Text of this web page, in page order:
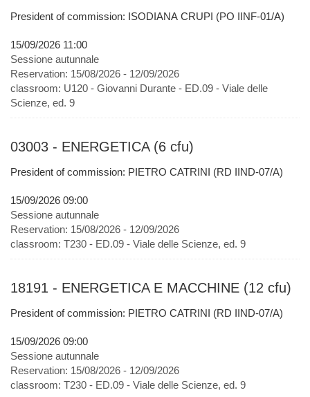
President of commission: ISODIANA CRUPI (PO IINF-01/A)
15/09/2026 11:00
Sessione autunnale
Reservation: 15/08/2026 - 12/09/2026
classroom: U120 - Giovanni Durante - ED.09 - Viale delle
Scienze, ed. 9
03003 - ENERGETICA (6 cfu)
President of commission: PIETRO CATRINI (RD IIND-07/A)
15/09/2026 09:00
Sessione autunnale
Reservation: 15/08/2026 - 12/09/2026
classroom: T230 - ED.09 - Viale delle Scienze, ed. 9
18191 - ENERGETICA E MACCHINE (12 cfu)
President of commission: PIETRO CATRINI (RD IIND-07/A)
15/09/2026 09:00
Sessione autunnale
Reservation: 15/08/2026 - 12/09/2026
classroom: T230 - ED.09 - Viale delle Scienze, ed. 9